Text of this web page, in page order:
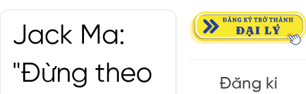
Jack Ma:
"Đừng theo
Đăng kí